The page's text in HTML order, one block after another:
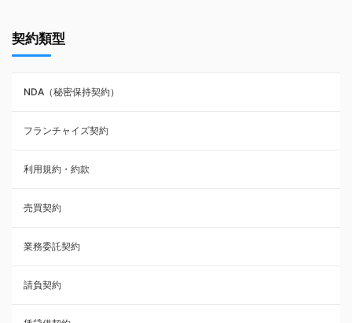
NDA（秘密保持契約）
業務委託契約
利用規約・約款
覚書・合意書・同意書
承諾書
雇用契約
その他契約・書面
契約類型
NDA（秘密保持契約）
フランチャイズ契約
利用規約・約款
売買契約
業務委託契約
請負契約